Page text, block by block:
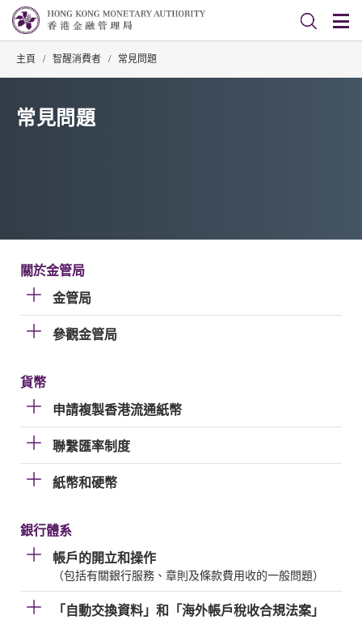
主頁 / 智醒消費者 / 常見問題
常見問題
關於金管局
金管局
參觀金管局
貨幣
申請複製香港流通紙幣
聯繫匯率制度
紙幣和硬幣
銀行體系
帳戶的開立和操作
（包括有關銀行服務、章則及條款費用收的一般問題）
「自動交換資料」和「海外帳戶稅收合規法案」